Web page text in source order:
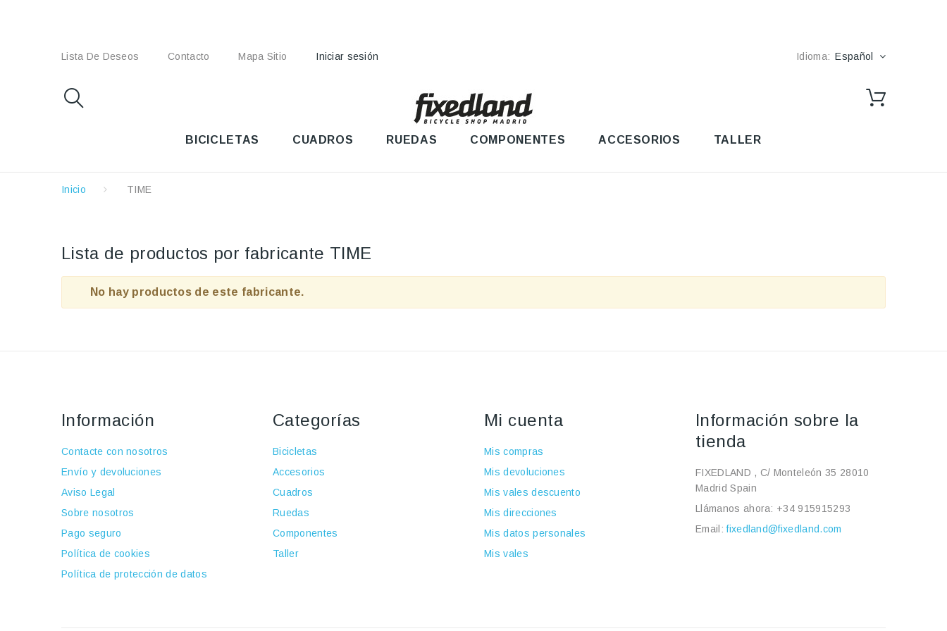
Lista De Deseos Contacto Mapa Sitio Iniciar sesión Idioma: Español
BICICLETAS CUADROS RUEDAS COMPONENTES ACCESORIOS TALLER
Inicio TIME
Lista de productos por fabricante TIME
No hay productos de este fabricante.
Información
Contacte con nosotros
Envío y devoluciones
Aviso Legal
Sobre nosotros
Pago seguro
Política de cookies
Política de protección de datos
Categorías
Bicicletas
Accesorios
Cuadros
Ruedas
Componentes
Taller
Mi cuenta
Mis compras
Mis devoluciones
Mis vales descuento
Mis direcciones
Mis datos personales
Mis vales
Información sobre la
tienda
FIXEDLAND , C/ Monteleón 35 28010
Madrid Spain
Llámanos ahora: +34 915915293
Email:fixedland@fixedland.com